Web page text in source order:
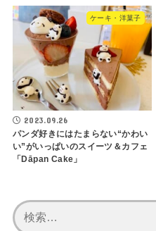
ケーキ・洋菓子
2023.09.26
パンダ好きにはたまらない“かわい
い”がいっぱいのスイーツ＆カフェ
「Dāpan Cake」